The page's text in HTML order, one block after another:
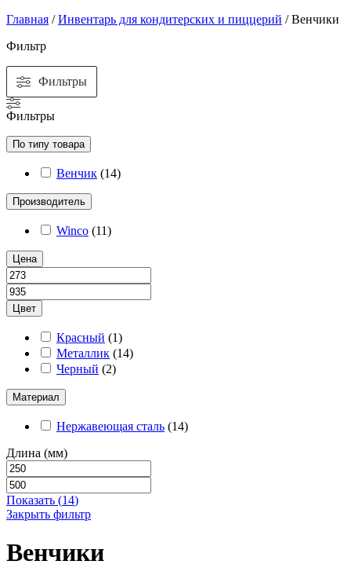
Главная /Инвентарь для кондитерских и пиццерий / Венчики
Фильтр
Фильтры
Фильтры
По типу товара
Венчик (14)
Производитель
Winco (11)
Цена
Цвет
Красный (1)
Металлик (14)
Черный (2)
Материал
Нержавеющая сталь (14)
Длина (мм)
Показать (14)
Закрыть фильтр
Венчики